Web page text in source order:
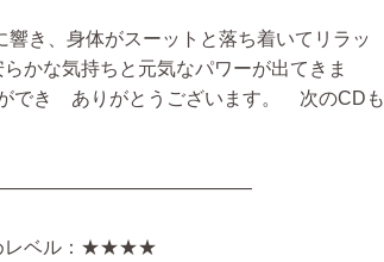
き、身体がスーットと落ち着いてリラッ
かな気持ちと元気なパワーが出てきま
でき ありがとうございます。 次のCDも
レベル：★★★★